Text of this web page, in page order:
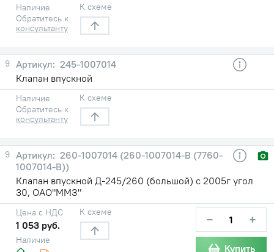
Наличие
Обратитесь к
консультанту
К схеме
9
245-1007014
Клапан впускной
Наличие
Обратитесь к
консультанту
К схеме
9
260-1007014 (260-1007014-В (7760-
1007014-В))
Клапан впускной Д-245/260 (большой) с 2005г угол
30, ОАО"ММЗ"
Наличие
Цена с НДС
1 053 руб.
К схеме − +
Купить